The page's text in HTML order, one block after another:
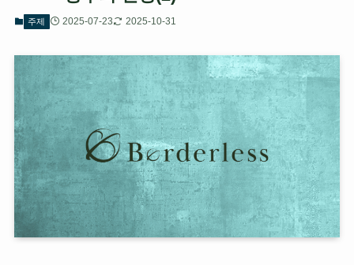
주제 2025-07-23 2025-10-31